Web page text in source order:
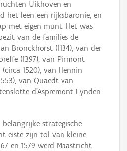
Uikhoven en
het leen een rijksbaronie, en
met eigen munt. Het was
van de families de
Bronckhorst (1134), van der
(1397), van Pirmont
1520), van Hennin
van Quaedt van
d’Aspremont-Lynden
strategische
eiste zijn tol van kleine
en 1579 werd Maastricht